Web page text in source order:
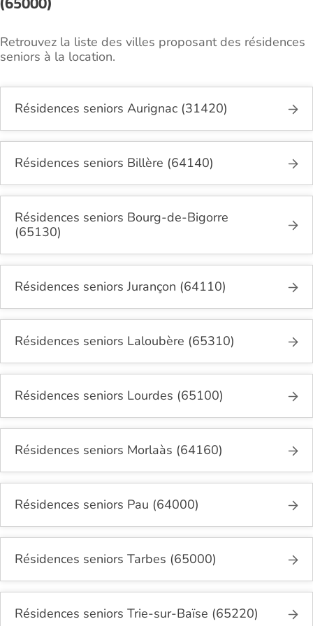
Retrouvez la liste des villes proposant des résidences
seniors à la location.
Résidences seniors Aurignac (31420)
Résidences seniors Billère (64140)
Résidences seniors Bourg-de-Bigorre
(65130)
Résidences seniors Jurançon (64110)
Résidences seniors Laloubère (65310)
Résidences seniors Lourdes (65100)
Résidences seniors Morlaàs (64160)
Résidences seniors Pau (64000)
Résidences seniors Tarbes (65000)
Résidences seniors Trie-sur-Baïse (65220)